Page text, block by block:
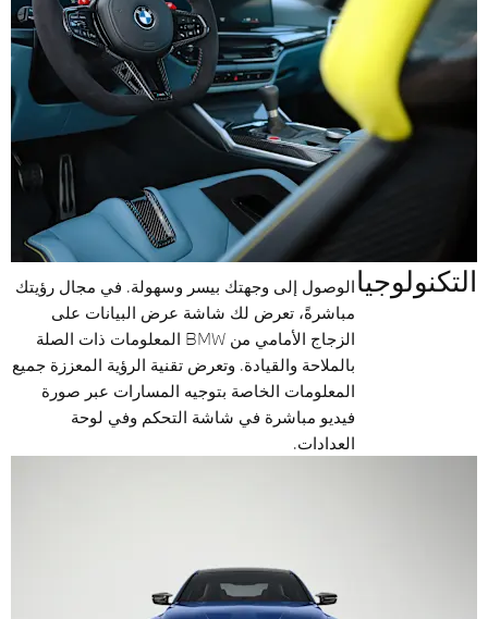
التكنولوجياالوصول إلى وجهتك بيسر وسهولة. في مجال رؤيتك
مباشرةً، تعرض لك شاشة عرض البيانات على
الزجاج الأمامي من BMW المعلومات ذات الصلة
بالملاحة والقيادة. وتعرض تقنية الرؤية المعززة جميع
المعلومات الخاصة بتوجيه المسارات عبر صورة
فيديو مباشرة في شاشة التحكم وفي لوحة
العدادات.